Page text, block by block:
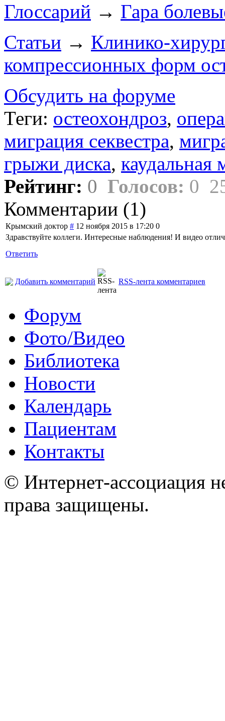
Глоссарий → Гара
Статьи → Клинико-
компрессионных форм
Обсудить на форуме
Теги: остеохондроз,
миграция секвестра,
грыжи диска, каудальная
Рейтинг: 0 Голосов: 0
Комментарии (1)
Крымский доктор # 12 ноября 2015 в 17:20 0
Здравствуйте коллеги. Интересные наблюдения! И видео
Ответить
Добавить комментарий RSS-лента комментариев
Форум
Фото/Видео
Библиотека
Новости
Календарь
Пациентам
Контакты
© Интернет-ассоциация
права защищены.